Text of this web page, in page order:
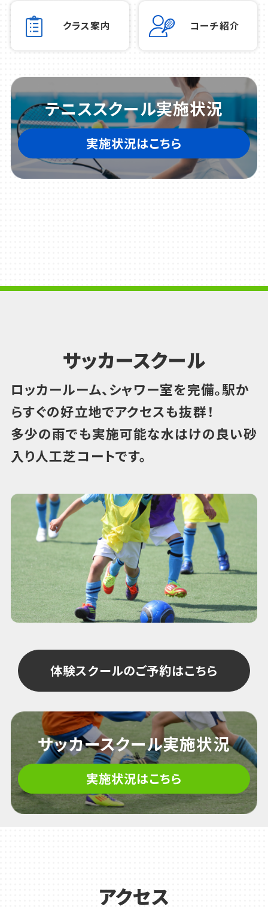
クラス案内 コーチ紹介
テニススクール実施状況
実施状況はこちら
サッカースクール
ロッカールーム、シャワー室を完備。駅か
らすぐの好立地でアクセスも抜群！
多少の雨でも実施可能な水はけの良い砂
入り人工芝コートです。
体験スクールのご予約はこちら
サッカースクール実施状況
実施状況はこちら
アクセス